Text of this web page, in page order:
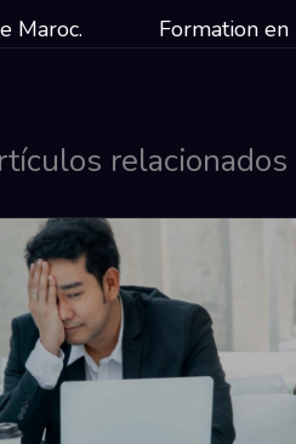
Maroc. Formation
relacionados